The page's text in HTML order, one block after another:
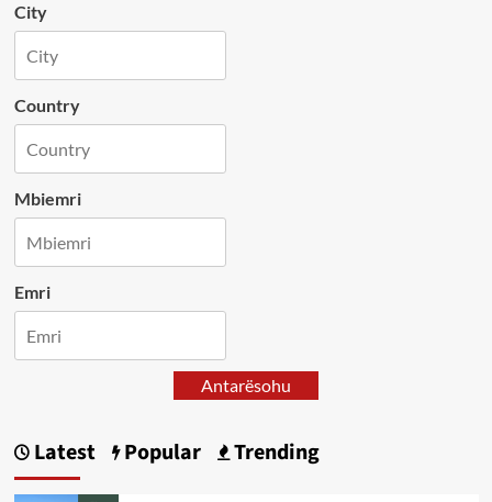
City
Country
Mbiemri
Emri
Antarësohu
Latest Popular Trending